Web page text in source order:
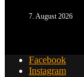
7. August 2026
Facebook
Instagram